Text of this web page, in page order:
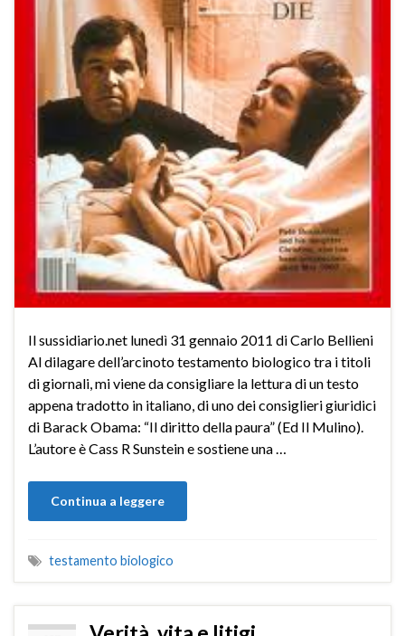
Il sussidiario.net lunedì 31 gennaio 2011 di Carlo Bellieni
Al dilagare dell’arcinoto testamento biologico tra i titoli
di giornali, mi viene da consigliare la lettura di un testo
appena tradotto in italiano, di uno dei consiglieri giuridici
di Barack Obama: “Il diritto della paura” (Ed Il Mulino).
L’autore è Cass R Sunstein e sostiene una …
Continua a leggere
testamento biologico